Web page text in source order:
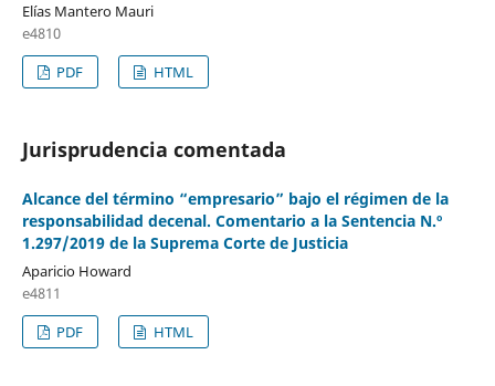
Elías Mantero Mauri
e4810
PDF
HTML
Jurisprudencia comentada
Alcance del término “empresario” bajo el régimen de la
responsabilidad decenal. Comentario a la Sentencia N.º
1.297/2019 de la Suprema Corte de Justicia
Aparicio Howard
e4811
PDF
HTML